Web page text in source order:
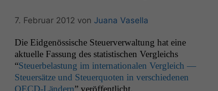
7. Februar 2012 von Juana Vasella
Die Eid­genös­sis­che Steuerver­wal­tung hat eine
aktuelle Fas­sung des sta­tis­tis­chen Ver­gle­ichs
“Steuer­be­las­tung im inter­na­tionalen Ver­gle­ich —
Steuer­sätze und Steuerquoten in ver­schiede­nen
OECD-Län­dern” veröf­fentlicht.